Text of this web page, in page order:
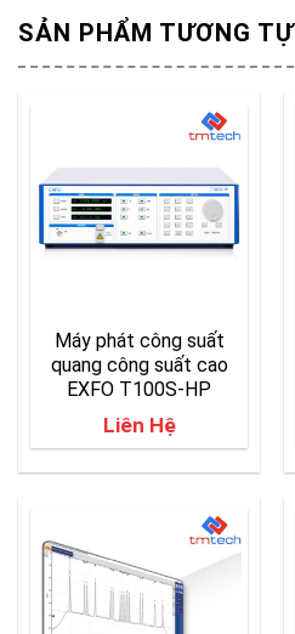
SẢN PHẨM TƯƠNG TỰ
Máy phát công suất
quang công suất cao
EXFO T100S-HP
Liên Hệ